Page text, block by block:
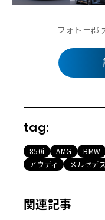
フォト＝郡
tag:
850i AMG BMW
アウディ
メルセデ
関連記事